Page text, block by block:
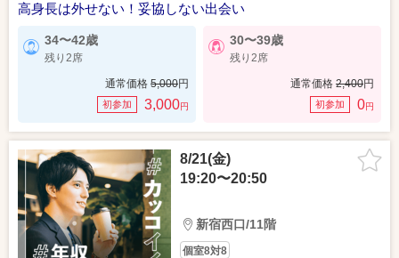
高身長は外せない！妥協しない出会い
34〜42歳
残り2席
通常価格 5,000円
初参加 3,000円
30〜39歳
残り2席
通常価格 2,400円
初参加 0円
8/21(金)
19:20〜20:50
新宿西口/11階
個室8対8